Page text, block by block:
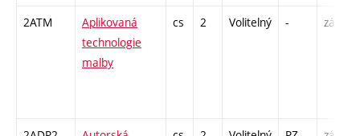
2ATM
Aplikovaná
technologie
malby
cs 2 Volitelný - zá